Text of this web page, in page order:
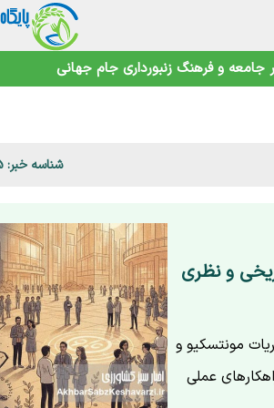
جامعه و فرهنگ زنبورداری جام جهانی
نگیرید+ویدئو
شناسه خبر: 55905
و نظری
مونتسکیو و
عملی